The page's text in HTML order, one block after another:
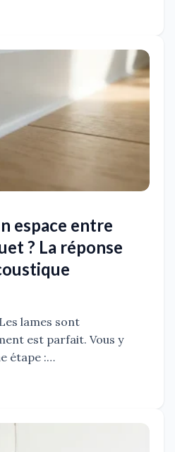
espace entre
? La réponse
lames sont
est parfait. Vous y
étape :…